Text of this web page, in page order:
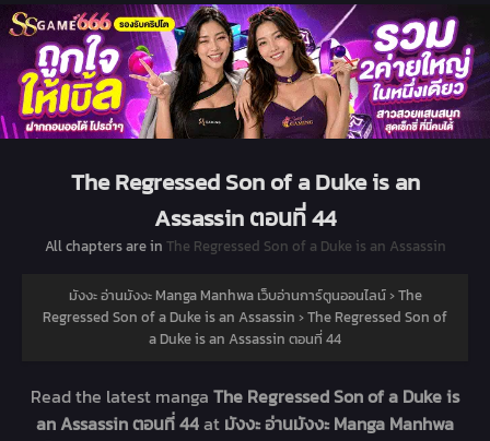
The Regressed Son of a Duke is an
Assassin ตอนที่ 44
All chapters are in The Regressed Son of a Duke is an Assassin
มังงะ อ่านมังงะ Manga Manhwa เว็บอ่านการ์ตูนออนไลน์›The
Regressed Son of a Duke is an Assassin ›The Regressed Son of
a Duke is an Assassin ตอนที่ 44
Read the latest manga The Regressed Son of a Duke is
an Assassin ตอนที่ 44at มังงะ อ่านมังงะ Manga Manhwa